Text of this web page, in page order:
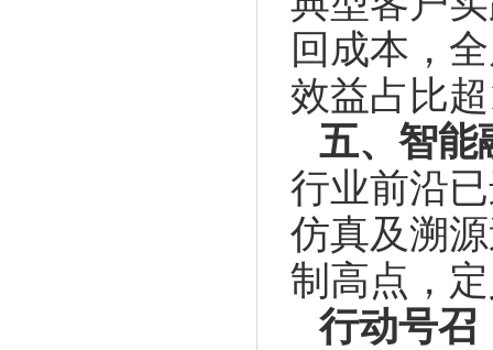
回成本，
效益占比
五、智能
行业前沿
仿真及溯
制高点，
行动号召